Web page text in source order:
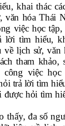
khai thác
văn hóa Thái
việc học
lời tìm hiểu,
về lịch sử, văn
tham khảo,
việc học
trả lời tìm
được hỏi tìm
thấy, đa số